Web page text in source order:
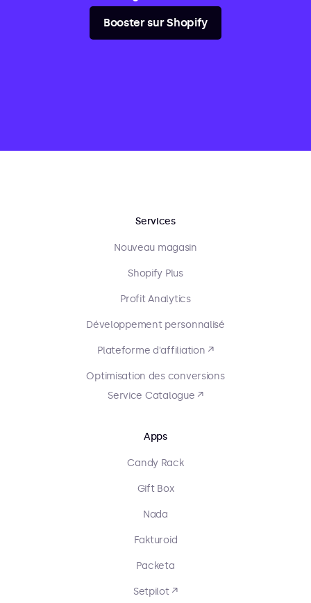
Booster sur Shopify
Services
Nouveau magasin
Shopify Plus
Profit Analytics
Développement personnalisé
Plateforme d'affiliation ↗
Optimisation des conversions
Service Catalogue ↗
Apps
Candy Rack
Gift Box
Nada
Fakturoid
Packeta
Setpilot ↗